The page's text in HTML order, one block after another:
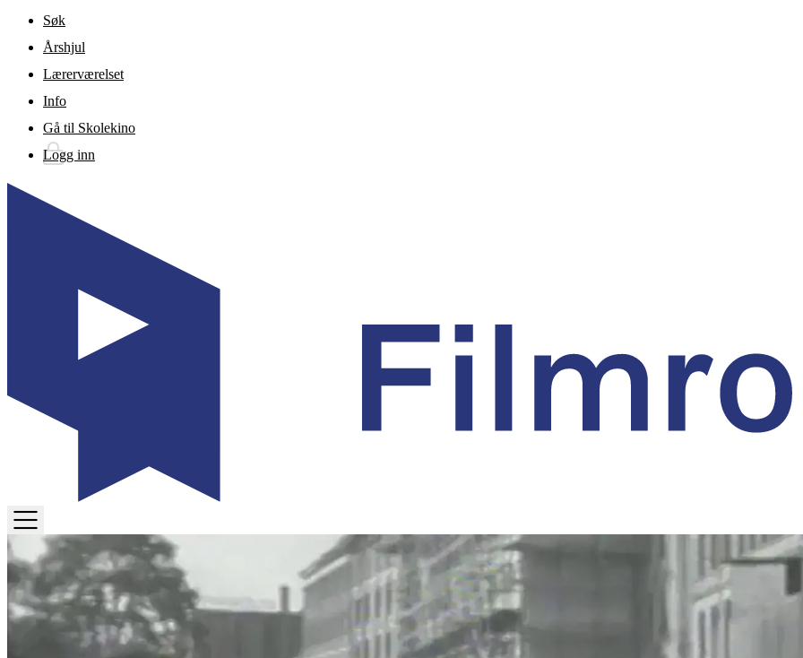
Gå til hovedinnhold
Søk
Årshjul
Lærerværelset
Info
Gå til Skolekino
Logg inn
TOGGLE
MENU